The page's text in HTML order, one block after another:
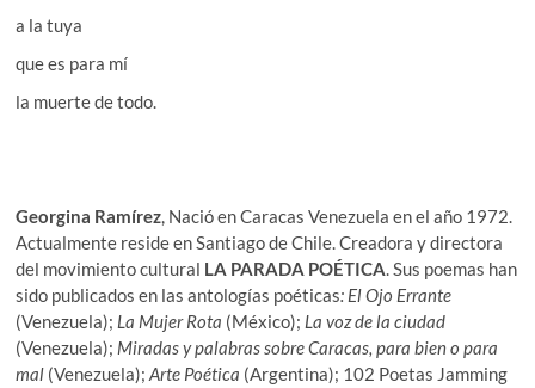
a la tuya
que es para mí
la muerte de todo.
Georgina Ramírez, Nació en Caracas Venezuela en el año 1972.
Actualmente reside en Santiago de Chile. Creadora y directora
del movimiento cultural LA PARADA POÉTICA. Sus poemas han
sido publicados en las antologías poéticas: El Ojo Errante
(Venezuela); La Mujer Rota (México); La voz de la ciudad
(Venezuela); Miradas y palabras sobre Caracas, para bien o para
mal (Venezuela);Arte Poética (Argentina); 102 Poetas Jamming